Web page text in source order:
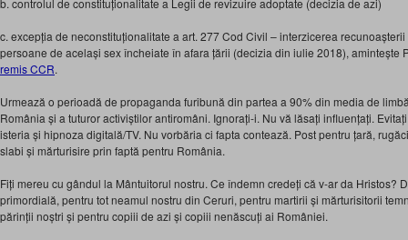
b. controlul de constituționalitate a Legii de revizuire adoptate (decizia de azi)
c. excepția de neconstituționalitate a art. 277 Cod Civil – interzicerea
persoane de același sex încheiate în afara țării (decizia din iulie 2018), amintește
remis CCR.
Urmează o perioadă de propaganda furibună din partea a 90% din media de
România și a tuturor activiștilor antiromâni. Ignorați-i. Nu vă lăsați influențați.
isteria și hipnoza digitală/TV. Nu vorbăria ci fapta contează. Post pentru țară,
slabi și mărturisire prin faptă pentru România.
Fiți mereu cu gândul la Mântuitorul nostru. Ce îndemn credeți că v-ar da Hristos?
primordială, pentru tot neamul nostru din Ceruri, pentru martirii și mărturisitorii
părinții noștri și pentru copiii de azi și copiii nenăscuți ai României.